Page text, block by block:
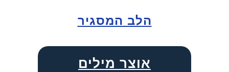
הלב המסגיר
אוצר מילים